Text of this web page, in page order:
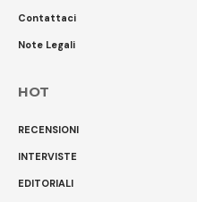
Contattaci
Note Legali
HOT
RECENSIONI
INTERVISTE
EDITORIALI